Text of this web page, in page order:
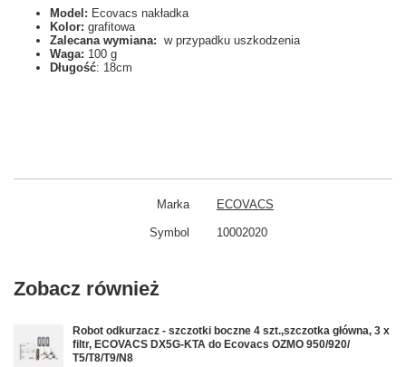
Model: Ecovacs nakładka
Kolor: grafitowa
Zalecana wymiana: w przypadku uszkodzenia
Waga: 100 g
Długość: 18cm
Marka ECOVACS
Symbol 10002020
Zobacz również
Robot odkurzacz - szczotki boczne 4 szt.,szczotka główna, 3 x
filtr, ECOVACS DX5G-KTA do Ecovacs OZMO 950/920/
T5/T8/T9/N8